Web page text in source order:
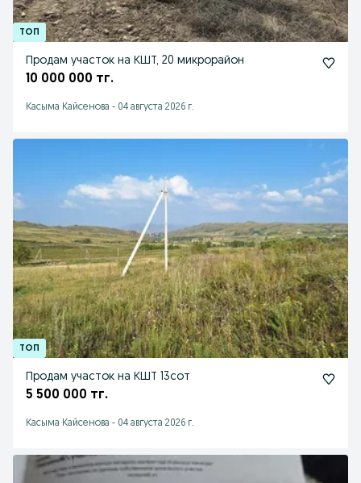
Продам участок на КШТ, 20 микрорайон
10 000 000 тг.
Касыма Кайсенова - 04 августа 2026 г.
Продам участок на КШТ 13сот
5 500 000 тг.
Касыма Кайсенова - 04 августа 2026 г.